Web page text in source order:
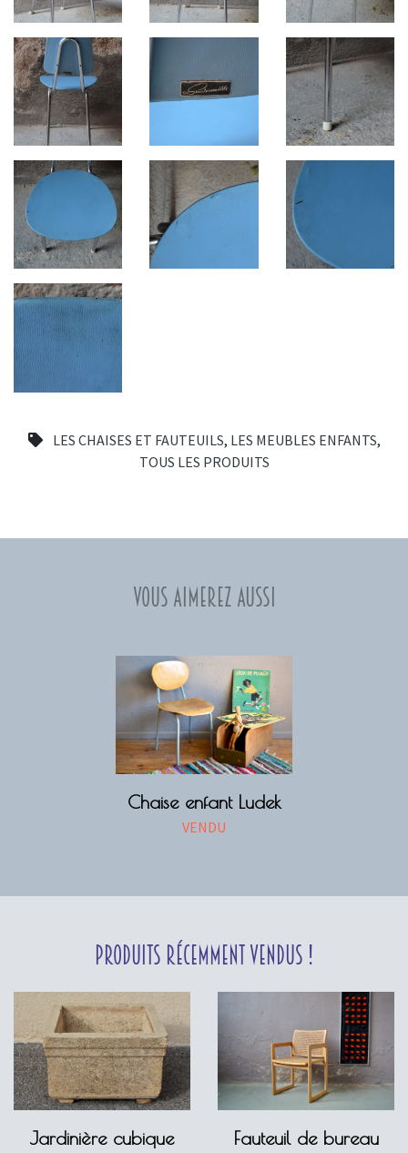
LES CHAISES ET FAUTEUILS, LES MEUBLES ENFANTS,
TOUS LES PRODUITS
Vous aimerez aussi
Chaise enfant Ludek
VENDU
Produits récemment vendus !
Jardinière cubique
Fauteuil de bureau